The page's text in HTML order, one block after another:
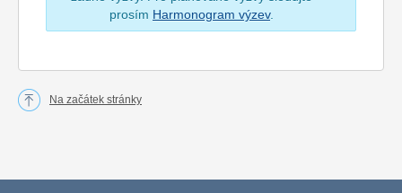
prosím Harmonogram výzev.
Na začátek stránky